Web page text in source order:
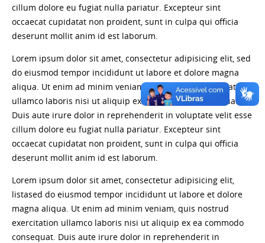
cillum dolore eu fugiat nulla pariatur. Excepteur sint
occaecat cupidatat non proident, sunt in culpa qui officia
deserunt mollit anim id est laborum.
Lorem ipsum dolor sit amet, consectetur adipisicing elit, sed
do eiusmod tempor incididunt ut labore et dolore magna
aliqua. Ut enim ad minim veniam, quis nostrud exercitation
ullamco laboris nisi ut aliquip ex ea commodo consequat.
Duis aute irure dolor in reprehenderit in voluptate velit esse
cillum dolore eu fugiat nulla pariatur. Excepteur sint
occaecat cupidatat non proident, sunt in culpa qui officia
deserunt mollit anim id est laborum.
Lorem ipsum dolor sit amet, consectetur adipisicing elit,
listased do eiusmod tempor incididunt ut labore et dolore
magna aliqua. Ut enim ad minim veniam, quis nostrud
exercitation ullamco laboris nisi ut aliquip ex ea commodo
consequat. Duis aute irure dolor in reprehenderit in